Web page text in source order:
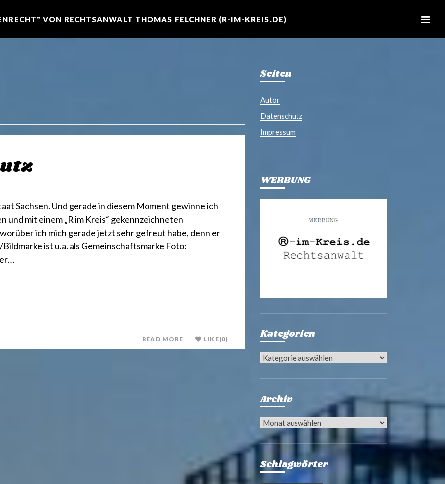
VON RECHTSANWALT THOMAS FELCHNER (R-IM-KREIS.DE)
Sachsen. Und gerade in diesem Moment gewinne ich
und mit einem „R im Kreis“ gekennzeichneten
ich mich gerade jetzt sehr gefreut habe, denn er
ist u.a. als Gemeinschaftsmarke Foto:
READ MORE LIKE(0)
Seiten
Autor
Datenschutz
Impressum
WERBUNG
Kategorien
Kategorien
Archiv
Archiv
Schlagwörter